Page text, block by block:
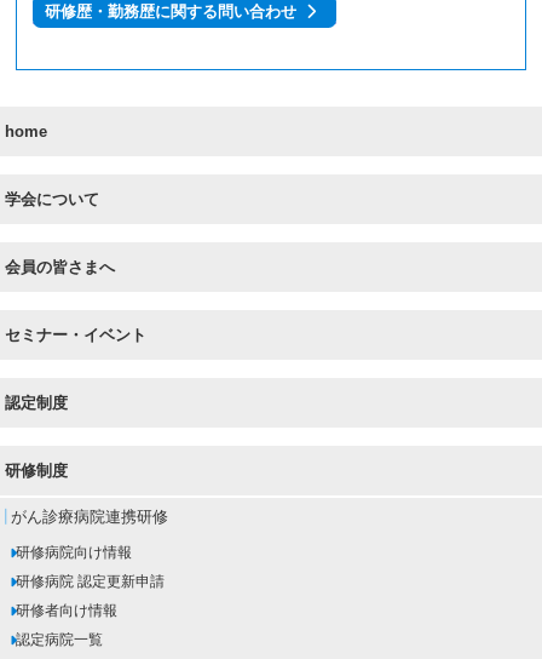
home
学会について
会員の皆さまへ
セミナー・イベント
認定制度
研修制度
がん診療病院連携研修
研修病院向け情報
研修病院 認定更新申請
研修者向け情報
認定病院一覧
研修歴・勤務歴に関する問い合わせ